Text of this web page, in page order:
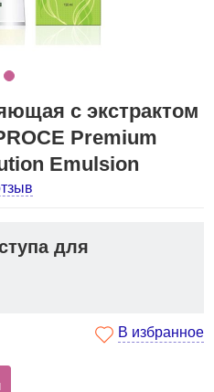
с экстрактом
Premium
Emulsion
для
В избранное